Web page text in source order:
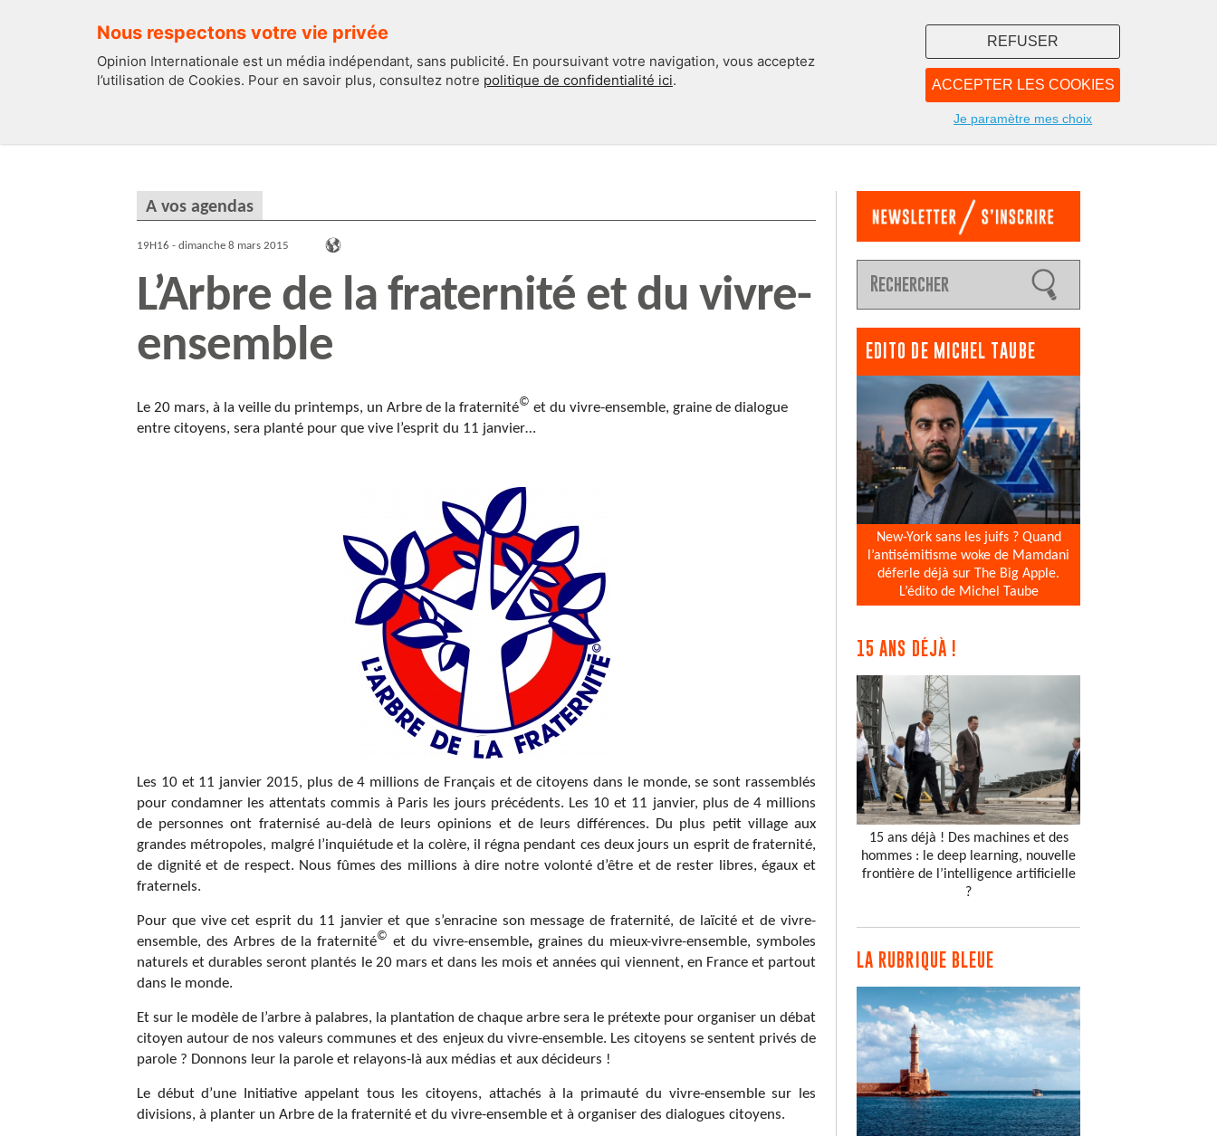
Nous respectons votre vie privée
Opinion Internationale est un média indépendant, sans publicité. En poursuivant votre navigation, vous acceptez
l’utilisation de Cookies. Pour en savoir plus, consultez notre politique de confidentialité ici. ACCEPTER LES COOKIES
REFUSER
Je paramètre mes choix
NOUS
A vos agendas
19H16 - dimanche 8 mars 2015
L’Arbre de la fraternité et du vivre-
ensemble
Le 20 mars, à la veille du printemps, un Arbre de la fraternité© et du vivre-ensemble, graine de dialogue
entre citoyens, sera planté pour que vive l’esprit du 11 janvier…
Les 10 et 11 janvier 2015, plus de 4 millions de Français et de citoyens dans le monde, se sont rassemblés
pour condamner les attentats commis à Paris les jours précédents. Les 10 et 11 janvier, plus de 4 millions
de personnes ont fraternisé au-delà de leurs opinions et de leurs différences. Du plus petit village aux
grandes métropoles, malgré l’inquiétude et la colère, il régna pendant ces deux jours un esprit de fraternité,
de dignité et de respect. Nous fûmes des millions à dire notre volonté d’être et de rester libres, égaux et
fraternels.
Pour que vive cet esprit du 11 janvier et que s’enracine son message de fraternité, de laïcité et de vivre-
ensemble, des Arbres de la fraternité© et du vivre-ensemble, graines du mieux-vivre-ensemble, symboles
naturels et durables seront plantés le 20 mars et dans les mois et années qui viennent, en France et partout
dans le monde.
Et sur le modèle de l’arbre à palabres, la plantation de chaque arbre sera le prétexte pour organiser un débat
citoyen autour de nos valeurs communes et des enjeux du vivre-ensemble. Les citoyens se sentent privés de
parole ? Donnons leur la parole et relayons-là aux médias et aux décideurs !
Le début d’une Initiative appelant tous les citoyens, attachés à la primauté du vivre-ensemble sur les
divisions, à planter un Arbre de la fraternité et du vivre-ensemble et à organiser des dialogues citoyens.
EDITO DE MICHEL TAUBE
New-York sans les juifs ? Quand
l’antisémitisme woke de Mamdani
déferle déjà sur The Big Apple.
L’édito de Michel Taube
15 ANS DÉJÀ !
15 ans déjà ! Des machines et des
hommes : le deep learning, nouvelle
frontière de l’intelligence artificielle
?
LA RUBRIQUE BLEUE